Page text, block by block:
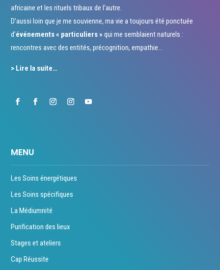
africaine et les rituels tribaux de l’autre.
D’aussi loin que je me souvienne, ma vie a toujours été ponctuée
d’événements « particuliers » qui me semblaient naturels :
rencontres avec des entités, précognition, empathie…
> Lire la suite…
MENU
Les Soins énergétiques
Les Soins spécifiques
La Médiumnité
Purification des lieux
Stages et ateliers
Cap Réussite